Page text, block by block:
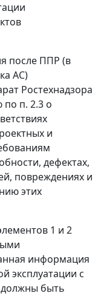
после ППР (в
АС)
Ростехнадзора
п. 2.3 о
и
дефектах,
повреждениях и
этих
1 и 2
информация
эксплуатации с
быть